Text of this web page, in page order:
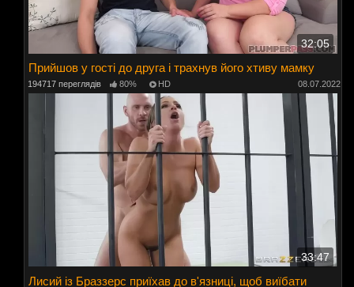
32:05
Прийшов у гості до друга і трахнув його хтиву мамку
194717 переглядів 80% HD 08.07.2022
33:47
Лисий із Браззерс приїхав до в'язниці, щоб виїбати